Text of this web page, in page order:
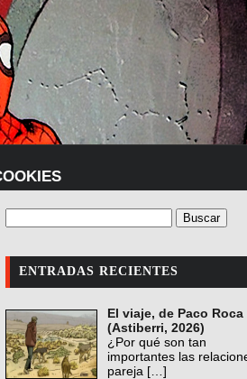
ENTRADAS RECIENTES
El viaje, de Paco Roca
(Astiberri, 2026)
¿Por qué son tan
importantes las
pareja […]